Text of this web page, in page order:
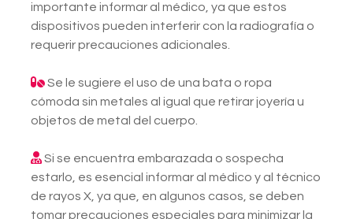
importante informar al médico, ya que estos
dispositivos pueden interferir con la radiografía o
requerir precauciones adicionales.
Se le sugiere el uso de una bata o ropa
cómoda sin metales al igual que retirar joyería u
objetos de metal del cuerpo.
Si se encuentra embarazada o sospecha
estarlo, es esencial informar al médico y al técnico
de rayos X, ya que, en algunos casos, se deben
tomar precauciones especiales para minimizar la